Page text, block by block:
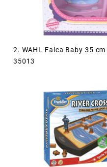
2. WAHL Falca Baby 35
35013